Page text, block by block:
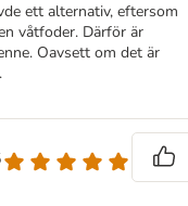
ett alternativ, eftersom
våtfoder. Därför är
Oavsett om det är